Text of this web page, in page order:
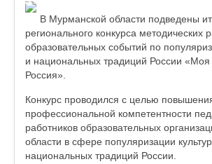
В Мурманской области подведены
регионального конкурса методических
образовательных событий по
и национальных традиций России «Моя
Россия».
Конкурс проводился с целью
профессиональной компетентности
работников образовательных
области в сфере популяризации
национальных традиций России.